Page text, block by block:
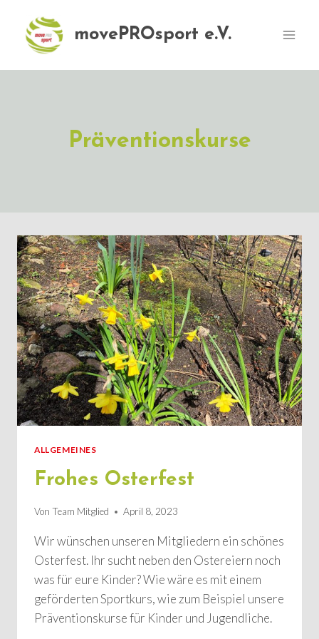
Inhalt
springen
movePROsport e.V.
Präventionskurse
ALLGEMEINES
Frohes Osterfest
Von Team Mitglied April 8, 2023
Wir wünschen unseren Mitgliedern ein schönes
Osterfest. Ihr sucht neben den Ostereiern noch
was für eure Kinder? Wie wäre es mit einem
geförderten Sportkurs, wie zum Beispiel unsere
Präventionskurse für Kinder und Jugendliche.